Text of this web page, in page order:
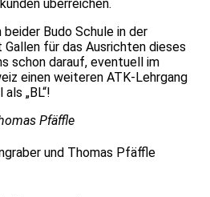
überreichen.
beider Budo Schule in der
für das Ausrichten dieses
schon darauf, eventuell im
einen weiteren ATK-Lehrgang
„BL“!
Pfäffle